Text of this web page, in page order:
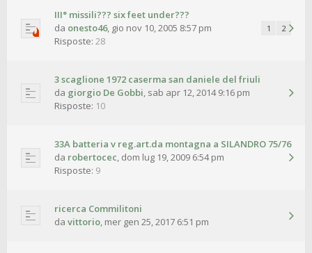
III° missili??? six feet under???
da onesto46, gio nov 10, 2005 8:57 pm 1 2
Risposte: 28
3 scaglione 1972 caserma san daniele del friuli
da giorgio De Gobbi, sab apr 12, 2014 9:16 pm
Risposte: 10
33A batteria v reg.art.da montagna a SILANDRO 75/76
da robertocec, dom lug 19, 2009 6:54 pm
Risposte: 9
ricerca Commilitoni
da vittorio, mer gen 25, 2017 6:51 pm